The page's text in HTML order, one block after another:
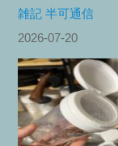
雑記 半可通信
2026-07-20